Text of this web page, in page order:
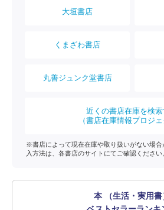
大垣書店
くまざわ書店
丸善ジュンク堂書店
近くの書店在庫を検索
（書店在庫情報プロジェ
※書店によって現在在庫や取り扱いがない場
入方法は、各書店のサイトにてご確認ください
本 （生活・実用書